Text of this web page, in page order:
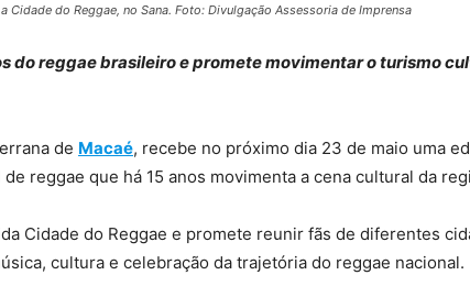
Cidade do Reggae, no Sana. Foto: Divulgação Assessoria de Imprensa
do reggae brasileiro e promete movimentar o turismo
de Macaé, recebe no próximo dia 23 de maio uma
reggae que há 15 anos movimenta a cena cultural da
Cidade do Reggae e promete reunir fãs de diferentes
cultura e celebração da trajetória do reggae nacional.